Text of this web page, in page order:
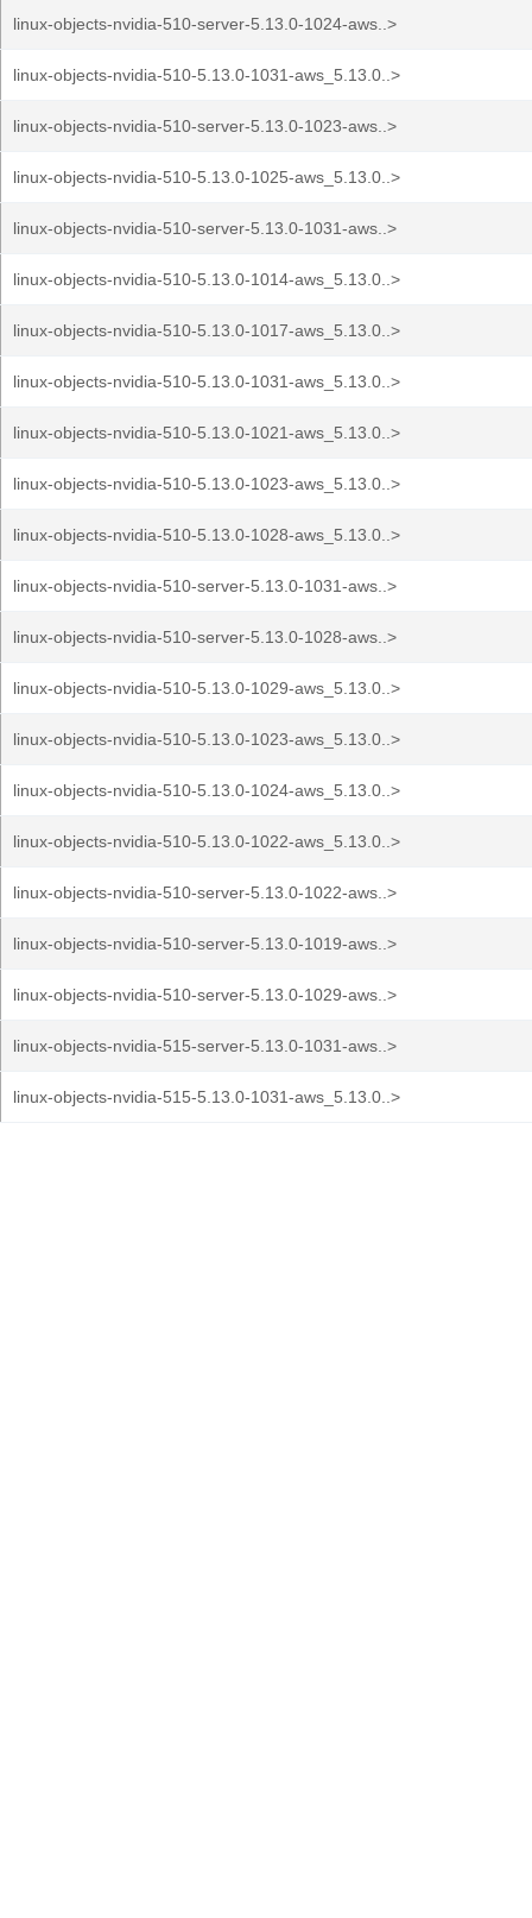
linux-objects-nvidia-510-server-5.13.0-1024-aws..>
linux-objects-nvidia-510-5.13.0-1031-aws_5.13.0..>
linux-objects-nvidia-510-server-5.13.0-1023-aws..>
linux-objects-nvidia-510-5.13.0-1025-aws_5.13.0..>
linux-objects-nvidia-510-server-5.13.0-1031-aws..>
linux-objects-nvidia-510-5.13.0-1014-aws_5.13.0..>
linux-objects-nvidia-510-5.13.0-1017-aws_5.13.0..>
linux-objects-nvidia-510-5.13.0-1031-aws_5.13.0..>
linux-objects-nvidia-510-5.13.0-1021-aws_5.13.0..>
linux-objects-nvidia-510-5.13.0-1023-aws_5.13.0..>
linux-objects-nvidia-510-5.13.0-1028-aws_5.13.0..>
linux-objects-nvidia-510-server-5.13.0-1031-aws..>
linux-objects-nvidia-510-server-5.13.0-1028-aws..>
linux-objects-nvidia-510-5.13.0-1029-aws_5.13.0..>
linux-objects-nvidia-510-5.13.0-1023-aws_5.13.0..>
linux-objects-nvidia-510-5.13.0-1024-aws_5.13.0..>
linux-objects-nvidia-510-5.13.0-1022-aws_5.13.0..>
linux-objects-nvidia-510-server-5.13.0-1022-aws..>
linux-objects-nvidia-510-server-5.13.0-1019-aws..>
linux-objects-nvidia-510-server-5.13.0-1029-aws..>
linux-objects-nvidia-515-server-5.13.0-1031-aws..>
linux-objects-nvidia-515-5.13.0-1031-aws_5.13.0..>